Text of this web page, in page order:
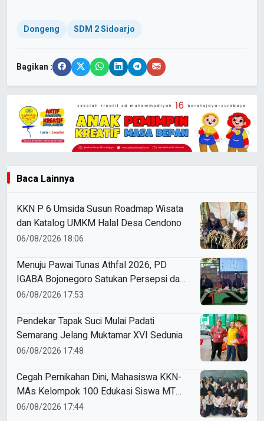
Dongeng SDM 2 Sidoarjo
Bagikan :
Baca Lainnya
KKN P 6 Umsida Susun Roadmap Wisata
dan Katalog UMKM Halal Desa Cendono
06/08/2026 18:06
Menuju Pawai Tunas Athfal 2026, PD
IGABA Bojonegoro Satukan Persepsi dan
Utamakan Keselamatan Anak
06/08/2026 17:53
Pendekar Tapak Suci Mulai Padati
Semarang Jelang Muktamar XVI Sedunia
06/08/2026 17:48
Cegah Pernikahan Dini, Mahasiswa KKN-
MAs Kelompok 100 Edukasi Siswa MTS
Miftahul Ulum Tawangsari
06/08/2026 17:44